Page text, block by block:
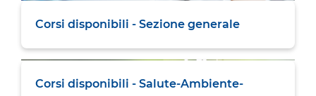
Corsi disponibili - Sezione generale
Corsi disponibili - Salute-Ambiente-